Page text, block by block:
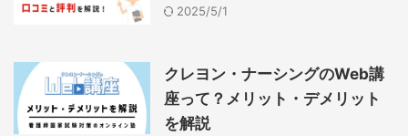
2025/5/1
クレヨン・ナーシングのWeb講
座って？メリット・デメリット
を解説